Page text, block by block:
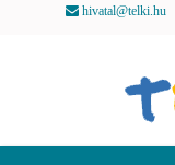
hivatal@telki.hu